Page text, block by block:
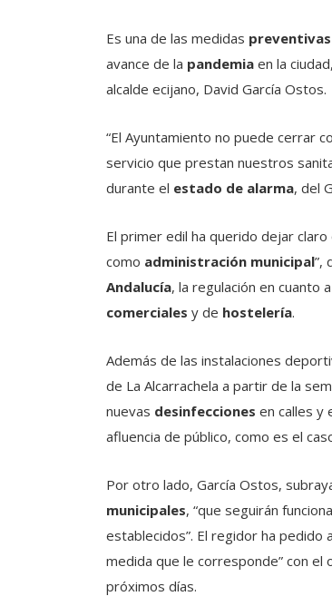
Es una de las medidas
avance de la pandemia en la
alcalde ecijano, David García Ostos.
“El Ayuntamiento no puede cerrar
servicio que prestan nuestros
durante el estado de alarma, del
El primer edil ha querido dejar claro
como administración municipal”,
Andalucía, la regulación en cuanto a
comerciales y de hostelería.
Además de las instalaciones
de La Alcarrachela a partir de la
nuevas desinfecciones en calles y
afluencia de público, como es el
Por otro lado, García Ostos,
municipales, “que seguirán
establecidos”. El regidor ha pedido
medida que le corresponde” con
próximos días.